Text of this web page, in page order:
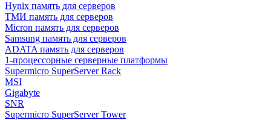
Hynix память для серверов
ТМИ память для серверов
Micron память для серверов
Samsung память для серверов
ADATA память для серверов
1-процессорные серверные платформы
Supermicro SuperServer Rack
MSI
Gigabyte
SNR
Supermicro SuperServer Tower